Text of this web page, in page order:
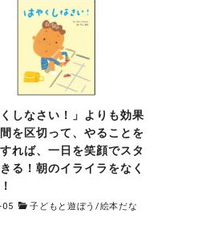
しなさい！」よりも効果
を区切って、やることを
れば、一日を笑顔でスタ
る！朝のイライラをなく
05 子どもと遊ぼう/絵本だな